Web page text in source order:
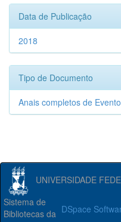
Data de Publicação
2018
Tipo de Documento
Anais completos de
UNIVERSIDADE
DSpace
Sistema de
Bibliotecas da